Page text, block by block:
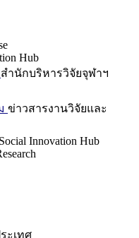
Hub
สำนักบริหารวิจัยจุฬาฯ
ข่าวสารงานวิจัยและ
Innovation Hub
ะเทศ